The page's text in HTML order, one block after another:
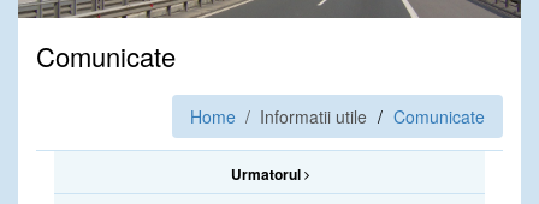
Comunicate
Home / Informatii utile Comunicate
Urmatorul